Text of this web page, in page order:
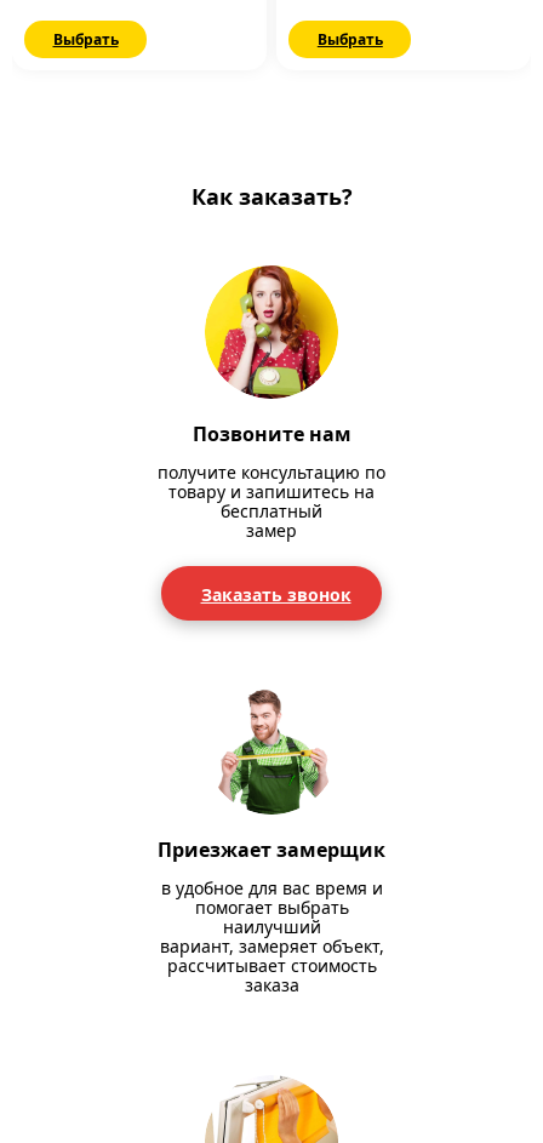
Выбрать Выбрать
Как заказать?
Позвоните нам
получите консультацию по
товару и запишитесь на
бесплатный
замер
Заказать звонок
Приезжает замерщик
в удобное для вас время и
помогает выбрать
наилучший
вариант, замеряет объект,
рассчитывает стоимость
заказа